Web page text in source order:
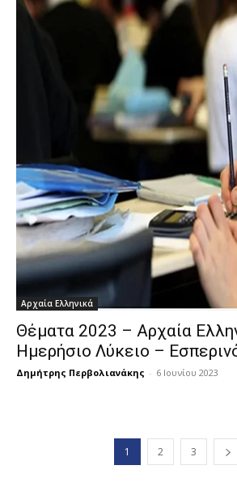
Αρχαία Ελληνικά
Θέματα 2023 – Αρχαία
Ημερήσιο Λύκειο –
Δημήτρης Περβολιανάκης - 6 Ιουνίου 2023
1 2 3